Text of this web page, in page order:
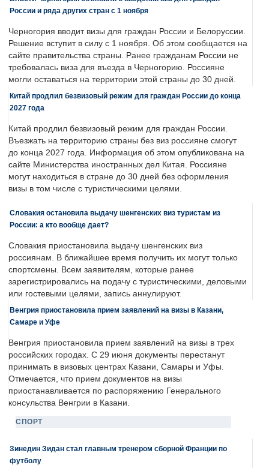
России и ряда других стран с 1 ноября
Черногория вводит визы для граждан России и Белоруссии.
Решение вступит в силу с 1 ноября. Об этом сообщается на
сайте правительства страны. Ранее гражданам России не
требовалась виза для въезда в Черногорию. Россияне
могли оставаться на территории этой страны до 30 дней.
Китай продлил безвизовый режим для граждан России до конца
2027 года
Китай продлил безвизовый режим для граждан России.
Въезжать на территорию страны без виз россияне смогут
до конца 2027 года. Информация об этом опубликована на
сайте Министерства иностранных дел Китая. Россияне
могут находиться в стране до 30 дней без оформления
визы в том числе с туристическими целями.
Словакия остановила выдачу шенгенских виз туристам из
России: а кто вообще дает?
Словакия приостановила выдачу шенгенских виз
россиянам. В ближайшее время получить их могут только
спортсмены. Всем заявителям, которые ранее
зарегистрировались на подачу с туристическими, деловыми
или гостевыми целями, запись аннулируют.
Венгрия приостановила прием заявлений на визы в Казани,
Самаре и Уфе
Венгрия приостановила прием заявлений на визы в трех
российских городах. С 29 июня документы перестанут
принимать в визовых центрах Казани, Самары и Уфы.
Отмечается, что прием документов на визы
приостанавливается по распоряжению Генерального
консульства Венгрии в Казани.
СПОРТ
Зинедин Зидан стал главным тренером сборной Франции по
футболу